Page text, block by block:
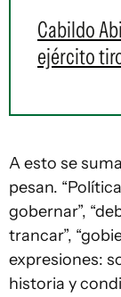
Cabildo
ejército
A esto se
pesan.
gobernar”,
trancar”,
expresiones:
historia y